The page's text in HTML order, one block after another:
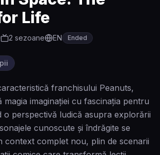
Life
2 sezoane EN Ended
franchisului Peanuts,
magia imaginației cu fascinația pentru
o perspectivă ludică asupra explorării
cunoscute și îndrăgite se
context complet nou, plin de scenarii